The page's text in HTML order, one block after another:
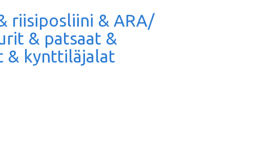
riisiposliini & ARA/
& patsaat &
& kynttiläjalat